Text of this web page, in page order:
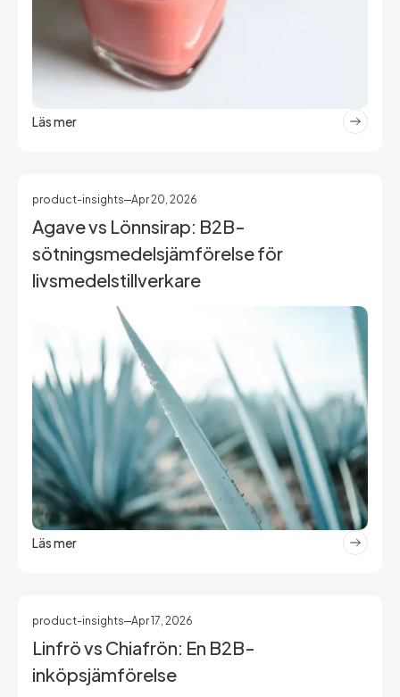
Läs mer
product-insights Apr 20, 2026
Agave vs Lönnsirap: B2B-
sötningsmedelsjämförelse för
livsmedelstillverkare
Läs mer
product-insights Apr 17, 2026
Linfrö vs Chiafrön: En B2B-
inköpsjämförelse